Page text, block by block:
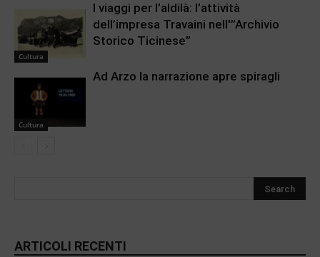
Cultura
I viaggi per l’aldilà: l’attività
dell’impresa Travaini nell'”Archivio
Storico Ticinese”
Cultura
Ad Arzo la narrazione apre spiragli
ARTICOLI RECENTI